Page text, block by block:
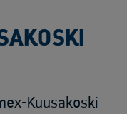
Kuusakoski